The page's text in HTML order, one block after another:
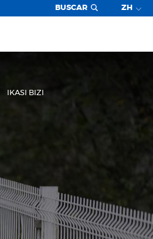
BUSCAR ZH
IKASI BIZI